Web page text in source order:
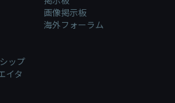
ップ
イタ
画像掲示板
海外フォーラム